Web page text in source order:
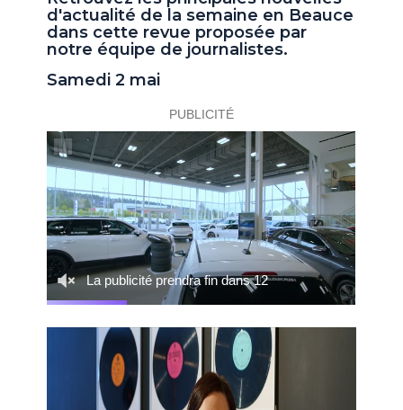
d'actualité de la semaine en Beauce
dans cette revue proposée par
notre équipe de journalistes.
Samedi 2 mai